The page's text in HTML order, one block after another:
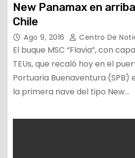
New Panamax en
Chile
Ago 9, 2016 Centro De
El buque MSC “Flavia”, con
TEUs, que recaló hoy en el
Portuaria Buenaventura (SPB)
la primera nave del tipo New…